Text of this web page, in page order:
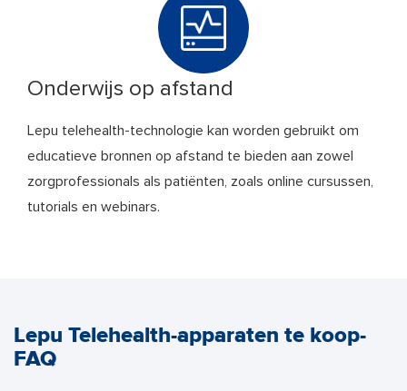
Onderwijs op afstand
Lepu telehealth-technologie kan worden gebruikt om
educatieve bronnen op afstand te bieden aan zowel
zorgprofessionals als patiënten, zoals online cursussen,
tutorials en webinars.
Lepu Telehealth-apparaten te koop-
FAQ